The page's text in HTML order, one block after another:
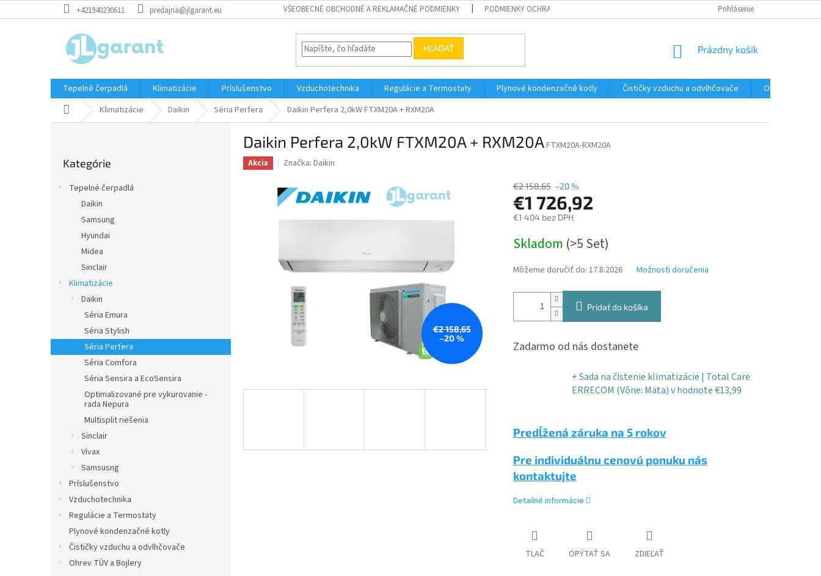
na
+421940230611 predajna@jlgarant.eu VŠEOBECNÉ OBCHODNÉ A REKLAMAČNÉ PODMIENKY PODMIENKY OCHRANY OSOBNÝCH ÚDAJOV Prihlásenie
HĽADAŤ
NÁKUPNÝ
Prázdny košík
Tepelné čerpadlá Klimatizácie Príslušenstvo Vzduchotechnika Regulácie a Termostaty Plynové kondenzačné kotly Čističky vzduchu a odvlhčovače
Ohrev TÚV a
DomovKlimatizácie Daikin Séria Perfera Daikin Perfera 2,0kW FTXM20A + RXM20A
kategórie
Kategórie
Tepelné čerpadlá
Daikin
Samsung
Hyundai
Midea
Sinclair
Klimatizácie
Daikin
Séria Emura
Séria Stylish
Séria Perfera
Séria Comfora
Séria Sensira a EcoSensira
Optimalizované pre vykurovanie -
rada Nepura
Multisplit riešenia
Sinclair
Vivax
Samsusng
Príslušenstvo
Vzduchotechnika
Regulácie a Termostaty
Plynové kondenzačné kotly
Čističky vzduchu a odvlhčovače
Ohrev TÚV a Bojlery
Daikin Perfera 2,0kW FTXM20A + RXM20AFTXM20A-RXM20A
Akcia Značka: Daikin
€2 158,65
–20 %
€2 158,65 –20 %
€1 726,92
€1 404 bez DPH
cena:
Skladom (>5 Set)
Môžeme doručiť do: 17.8.2026 Možnosti doručenia
Pridať do košíka
Zadarmo od nás dostanete
+ Sada na čistenie klimatizácie | Total Care
ERRECOM (Vône: Mäta)v hodnote €13,99
Predĺžená záruka na 5 rokov
Pre individuálnu cenovú ponuku nás
kontaktujte
Detailné informácie
TLAČ OPÝTAŤ SA ZDIEĽAŤ